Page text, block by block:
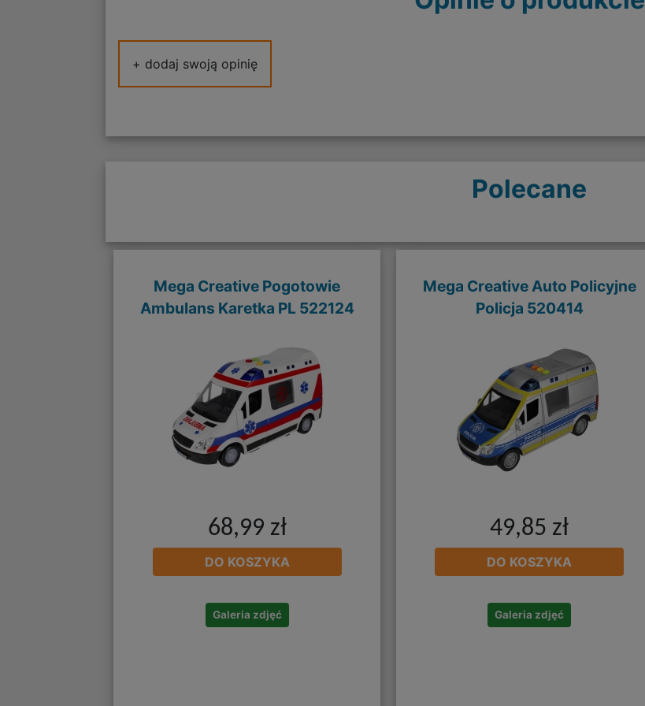
+ dodaj swoją opinię
Polecane
Mega Creative Pogotowie
Ambulans Karetka PL 522124
68,99 zł
DO KOSZYKA
Galeria zdjęć
Mega Creative Auto Policyjne
Policja 520414
49,85 zł
DO KOSZYKA
Galeria zdjęć